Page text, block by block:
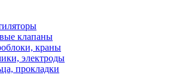
клапаны
краны
электроды
прокладки